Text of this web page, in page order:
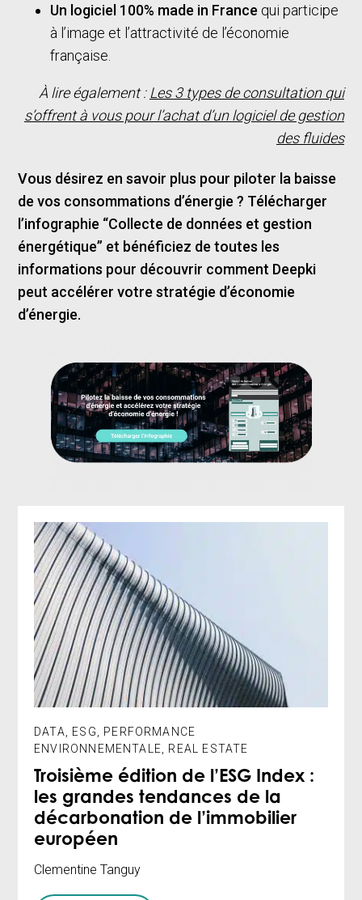
Un logiciel 100% made in France qui participe
à l’image et l’attractivité de l’économie
française.
À lire également : Les 3 types de consultation qui
s’offrent à vous pour l’achat d’un logiciel de gestion
des fluides
Vous désirez en savoir plus pour piloter la baisse
de vos consommations d’énergie ? Télécharger
l’infographie “Collecte de données et gestion
énergétique” et bénéficiez de toutes les
informations pour découvrir comment Deepki
peut accélérer votre stratégie d’économie
d’énergie.
DATA, ESG, PERFORMANCE
ENVIRONNEMENTALE, REAL ESTATE
Troisième édition de l’ESG Index :
les grandes tendances de la
décarbonation de l’immobilier
européen
Clementine Tanguy